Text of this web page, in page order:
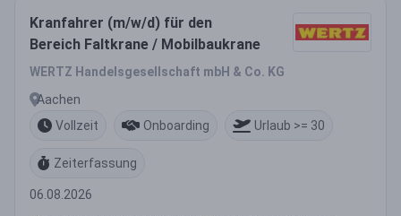
Kranfahrer (m/w/d) für den
Bereich Faltkrane / Mobilbaukrane
WERTZ Handelsgesellschaft mbH & Co. KG
Aachen
Vollzeit
Onboarding Urlaub >= 30
Zeiterfassung
06.08.2026